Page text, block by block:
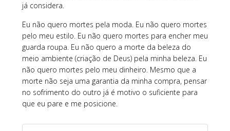
já considera.
Eu não quero mortes pela moda. Eu não quero mortes
pelo meu estilo. Eu não quero mortes para encher meu
guarda roupa. Eu não quero a morte da beleza do
meio ambiente (criação de Deus) pela minha beleza. Eu
não quero mortes pelo meu dinheiro. Mesmo que a
morte não seja uma garantia da minha compra, pensar
no sofrimento do outro já é motivo o suficiente para
que eu pare e me posicione.